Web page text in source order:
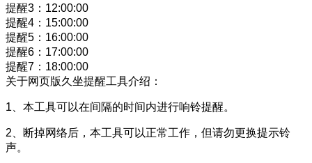
提醒3 ： 12:00:00
提醒4 ： 15:00:00
提醒5 ： 16:00:00
提醒6 ： 17:00:00
提醒7 ： 18:00:00
关于网页版久坐提醒工具介绍：
1、本工具可以在间隔的时间内进行响铃提醒。
2、断掉网络后，本工具可以正常工作，但请勿更换提示铃
声。